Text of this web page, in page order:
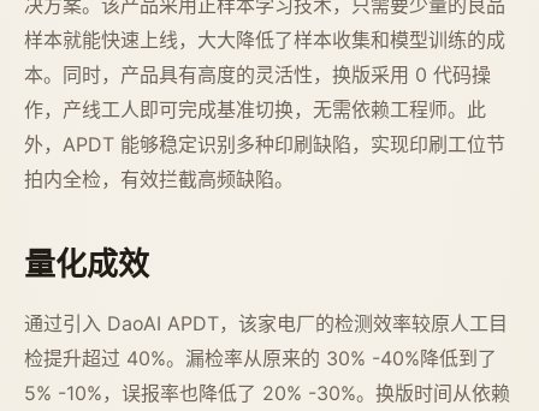
样本就能快速上线，大大降低了样本收集和模型训练的成
本。同时，产品具有高度的灵活性，换版采用 0 代码操
作，产线工人即可完成基准切换，无需依赖工程师。此
外，APDT 能够稳定识别多种印刷缺陷，实现印刷工位节
拍内全检，有效拦截高频缺陷。
量化成效
通过引入 DaoAI APDT，该家电厂的检测效率较原人工目
检提升超过 40%。漏检率从原来的 30% -40%降低到了
5% -10%，误报率也降低了 20% -30%。换版时间从依赖